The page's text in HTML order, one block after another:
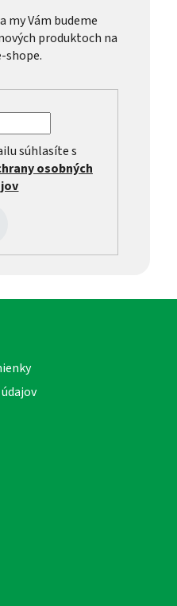
my Vám budeme
produktoch na
shope.
súhlasíte s
osobných